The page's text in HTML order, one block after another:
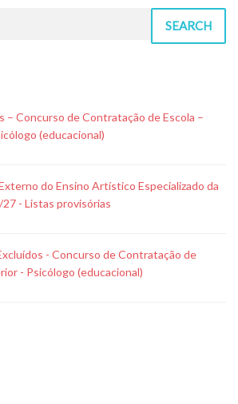
SEARCH
– Concurso de Contratação de Escola –
(educacional)
do Ensino Artístico Especializado da
- Listas provisórias
- Concurso de Contratação de
- Psicólogo (educacional)